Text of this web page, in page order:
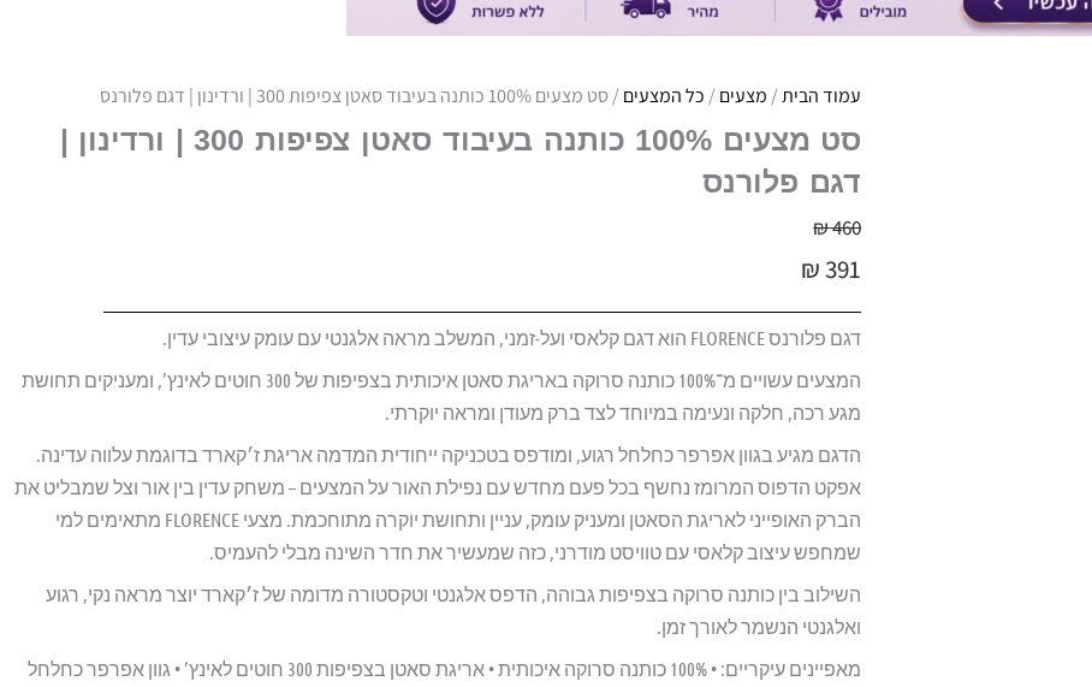
עמוד הבית/ מצעים / כל המצעים / סט מצעים 100% כותנה בעיבוד סאטן צפיפות 300 | ורדינון | דגם פלורנס
סט מצעים 100% כותנה בעיבוד סאטן צפיפות 300 | ורדינון |
דגם פלורנס
₪460
₪391
דגם פלורנס FLORENCE הוא דגם קלאסי ועל-זמני, המשלב מראה אלגנטי עם עומק עיצובי עדין.
המצעים עשויים מ־100% כותנה סרוקה באריגת סאטן איכותית בצפיפות של 300 חוטים לאינץ’, ומעניקים תחושת
מגע רכה, חלקה ונעימה במיוחד לצד ברק מעודן ומראה יוקרתי.
הדגם מגיע בגוון אפרפר כחלחל רגוע, ומודפס בטכניקה ייחודית המדמה אריגת ז׳קארד בדוגמת עלווה עדינה.
אפקט הדפוס המרומז נחשף בכל פעם מחדש עם נפילת האור על המצעים – משחק עדין בין אור וצל שמבליט את
הברק האופייני לאריגת הסאטן ומעניק עומק, עניין ותחושת יוקרה מתוחכמת. מצעי FLORENCE מתאימים למי
שמחפש עיצוב קלאסי עם טוויסט מודרני, כזה שמעשיר את חדר השינה מבלי להעמיס.
השילוב בין כותנה סרוקה בצפיפות גבוהה, הדפס אלגנטי וטקסטורה מדומה של ז׳קארד יוצר מראה נקי, רגוע
ואלגנטי הנשמר לאורך זמן.
מאפיינים עיקריים: • 100% כותנה סרוקה איכותית • אריגת סאטן בצפיפות 300 חוטים לאינץ’ • גוון אפרפר כחלחל